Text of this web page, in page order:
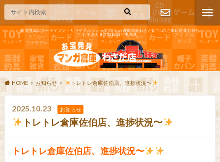
超大型エンターテイメントリサイクルショップ"マンガ倉庫大分わさだ店"へのご来店是非お待ち
しております!365日年中無休
お問い合わ
せ
HOME お知らせ トレトレ倉庫佐伯店、進捗状況〜
2025.10.23 お知らせ
トレトレ倉庫佐伯店、進捗状況〜
トレトレ倉庫佐伯店、進捗状況〜